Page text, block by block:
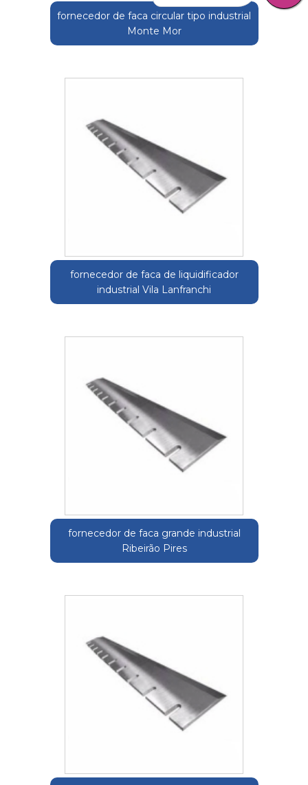
fornecedor de faca circular tipo industrial
Monte Mor
fornecedor de faca de liquidificador
industrial Vila Lanfranchi
fornecedor de faca grande industrial
Ribeirão Pires